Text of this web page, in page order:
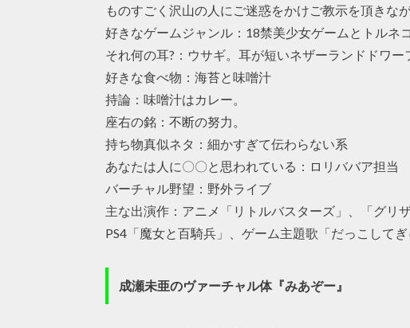
ものすごく沢山の人にご迷惑をかけご教示を頂きな
好きなゲームジャンル：18禁美少女ゲームとトルネ
それ何の耳?：ウサギ。耳が短いネザーランドドワー
好きな食べ物：海苔と味噌汁
持論：味噌汁はカレー。
座右の銘：不断の努力。
持ち物真似ネタ：細かすぎて伝わらない系
あなたは人に〇〇と思われている：ロリババア担当
バーチャル野望：野外ライブ
主な出演作：アニメ「リトルバスターズ」、「グリ
PS4「魔女と百騎兵」、ゲーム主題歌「だっこして
成瀬未亜のヴァーチャル体『みあぞー』